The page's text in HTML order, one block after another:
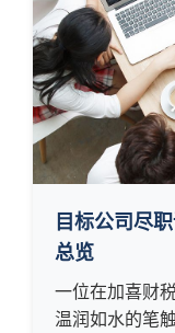
目标公司尽
总览
一位在加喜财
温润如水的笔